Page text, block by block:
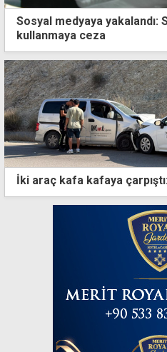
Sosyal medyaya yakalandı:
kullanmaya ceza
İki araç kafa kafaya